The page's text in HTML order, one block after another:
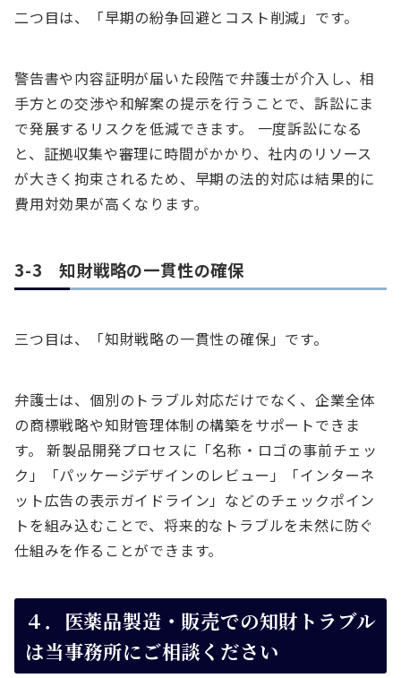
二つ目は、「早期の紛争回避とコスト削減」です。
警告書や内容証明が届いた段階で弁護士が介入し、相
手方との交渉や和解案の提示を行うことで、訴訟にま
で発展するリスクを低減できます。 一度訴訟になる
と、証拠収集や審理に時間がかかり、社内のリソース
が大きく拘束されるため、早期の法的対応は結果的に
費用対効果が高くなります。
3-3 知財戦略の一貫性の確保
三つ目は、「知財戦略の一貫性の確保」です。
弁護士は、個別のトラブル対応だけでなく、企業全体
の商標戦略や知財管理体制の構築をサポートできま
す。 新製品開発プロセスに「名称・ロゴの事前チェッ
ク」「パッケージデザインのレビュー」「インターネ
ット広告の表示ガイドライン」などのチェックポイン
トを組み込むことで、将来的なトラブルを未然に防ぐ
仕組みを作ることができます。
４．医薬品製造・販売での知財トラブル
は当事務所にご相談ください